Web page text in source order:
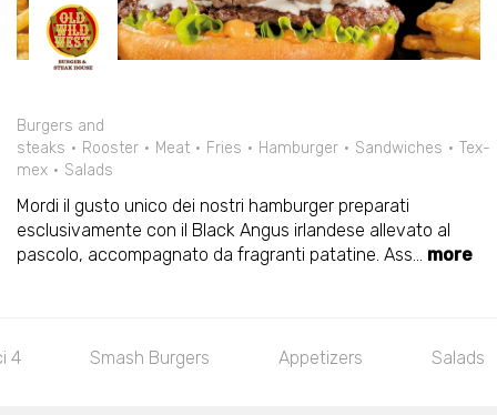
Burgers and
steaks
Rooster Meat Fries Hamburger Sandwiches
Tex-
mex
Salads
Mordi il gusto unico dei nostri hamburger preparati
esclusivamente con il Black Angus irlandese allevato al
pascolo, accompagnato da fragranti patatine. Ass... more
Smash Burgers Appetizers Salads